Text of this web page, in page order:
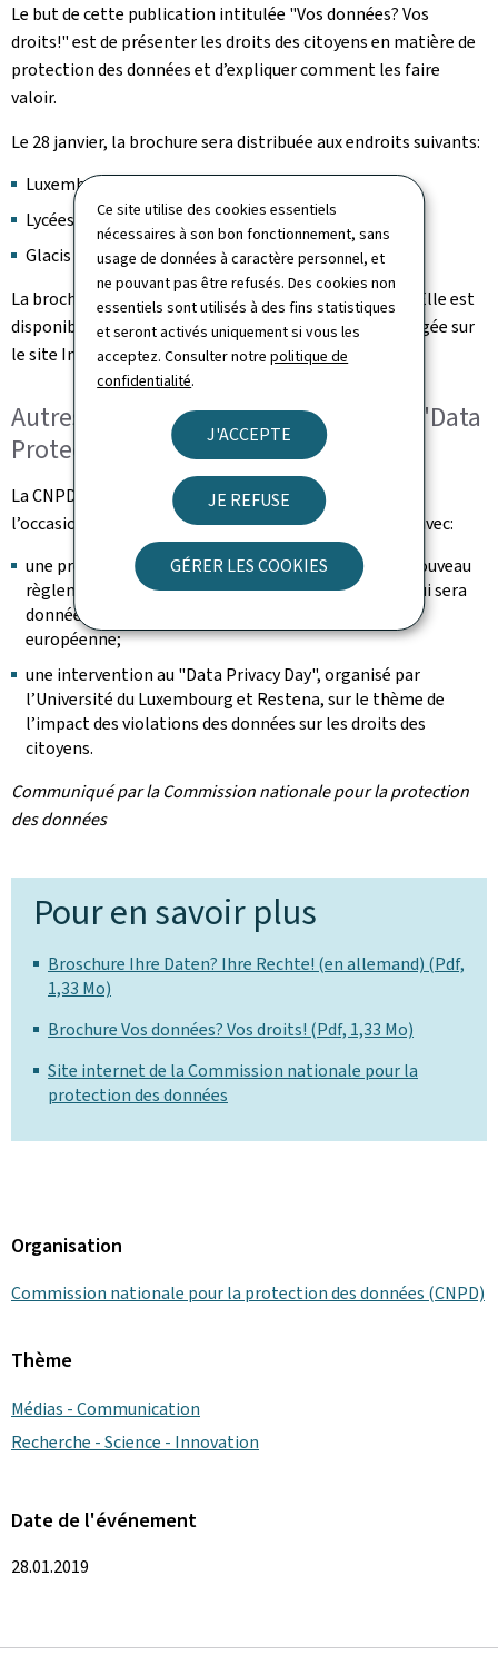
Ce site utilise des cookies essentiels
nécessaires à son bon fonctionnement, sans
usage de données à caractère personnel, et
ne pouvant pas être refusés. Des cookies non
essentiels sont utilisés à des fins statistiques
et seront activés uniquement si vous les
acceptez. Consulter notrepolitique de
confidentialité.
J'ACCEPTE
JE REFUSE
GÉRER LES COOKIES
Le but de cette publication intitulée "Vos données? Vos
droits!" est de présenter les droits des citoyens en matière de
protection des données et d’expliquer comment les faire
valoir.
Le 28 janvier, la brochure sera distribuée aux endroits suivants:
Luxembourg-Gare de 7 à 10 heures
Lycées au Limpertsberg de 10 à 12 heures
Glacis de 12 à 14 heures
La brochure existe en version française et allemande. Elle est
disponible sous forme imprimée et peut être téléchargée sur
le site Internet de la CNPD (www.cnpd.lu).
Autres événements dans le cadre du "Data
Protection Day"
La CNPD participera également à deux événements à
l’occasion de la Journée de la protection des données avec:
une présentation sur "Le rôle de la CNPD à l’ère du nouveau
règlement général sur la protection des données" qui sera
donnée au personnel de la Cour de justice de l’Union
européenne;
une intervention au "Data Privacy Day", organisé par
l’Université du Luxembourg et Restena, sur le thème de
l’impact des violations des données sur les droits des
citoyens.
Communiqué par la Commission nationale pour la protection
des données
Pour en savoir plus
Broschure Ihre Daten? Ihre Rechte! (en allemand) (Pdf,
1,33 Mo)
Brochure Vos données? Vos droits! (Pdf, 1,33 Mo)
Site internet de la Commission nationale pour la
protection des données
Organisation
Commission nationale pour la protection des données (CNPD)
Thème
Médias - Communication
Recherche - Science - Innovation
Date de l'événement
28.01.2019